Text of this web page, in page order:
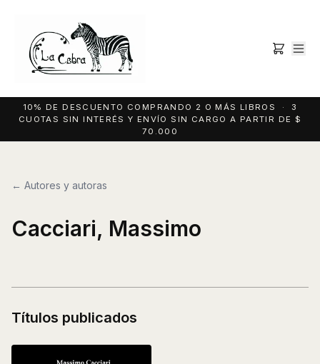
10% DE DESCUENTO COMPRANDO 2 O MÁS LIBROS · 3
CUOTAS SIN INTERÉS Y ENVÍO SIN CARGO A PARTIR DE $
70.000
← Autores y autoras
Cacciari, Massimo
Títulos publicados